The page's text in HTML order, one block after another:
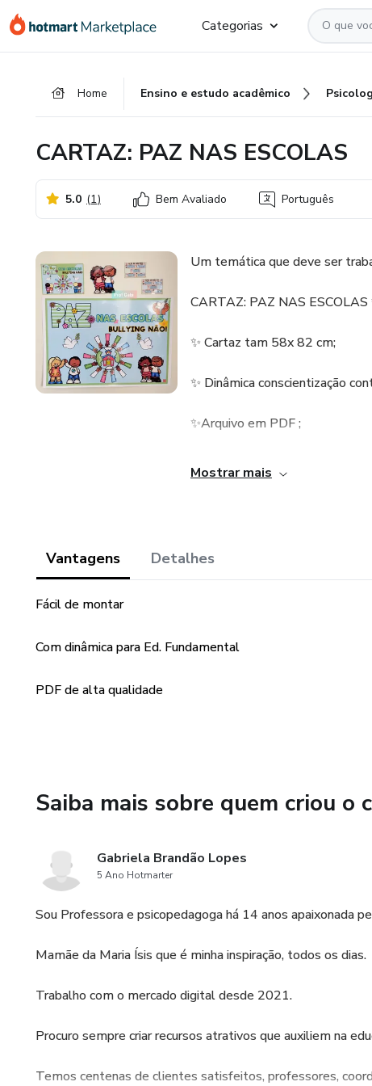
para
para
para
Categorias
Home Ensino e estudo acadêmico
CARTAZ: PAZ NAS ESCOLAS
5.0 (1) Bem Avaliado Português
Um temática que deve ser
CARTAZ: PAZ NAS
✨ Cartaz tam 58x 82 cm;
✨ Dinâmica conscientização
✨Arquivo em PDF ;
Adquira agora mesmo!
Mostrar mais
Vantagens Detalhes
Fácil de montar
Com dinâmica para Ed. Fundamental
PDF de alta qualidade
Saiba mais sobre quem criou o
Gabriela Brandão Lopes
5 Ano Hotmarter
Sou Professora e psicopedagoga há 14 anos apaixonada
Mamãe da Maria Ísis que é minha inspiração, todos os dias.
Trabalho com o mercado digital desde 2021.
Procuro sempre criar recursos atrativos que auxiliem na
Temos centenas de clientes satisfeitos, professores,